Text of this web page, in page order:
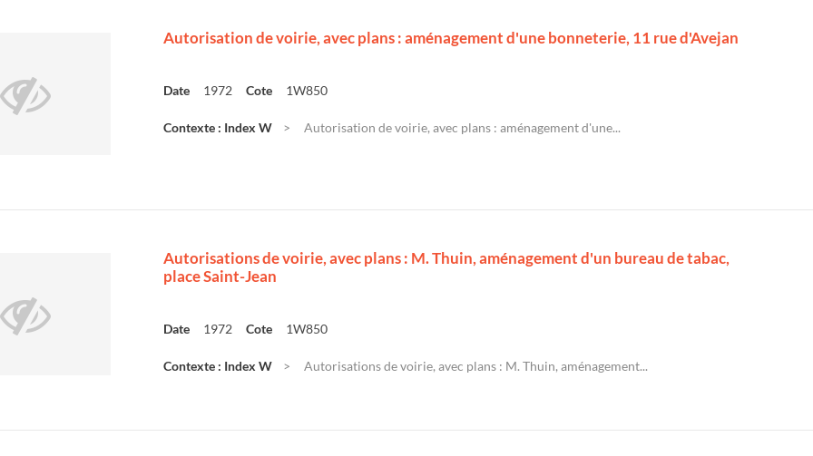
Autorisation de voirie, avec plans : aménagement d'une bonneterie, 11 rue d'Avejan
Date 1972 Cote 1W850
Contexte : Index W Autorisation de voirie, avec plans : aménagement d'une...
Autorisations de voirie, avec plans : M. Thuin, aménagement d'un bureau de tabac,
place Saint-Jean
Date 1972 Cote 1W850
Contexte : Index W Autorisations de voirie, avec plans : M. Thuin, aménagement...